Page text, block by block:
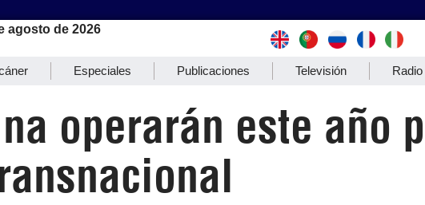
agosto de 2026
Especiales Publicaciones Televisión Radio
operarán este año